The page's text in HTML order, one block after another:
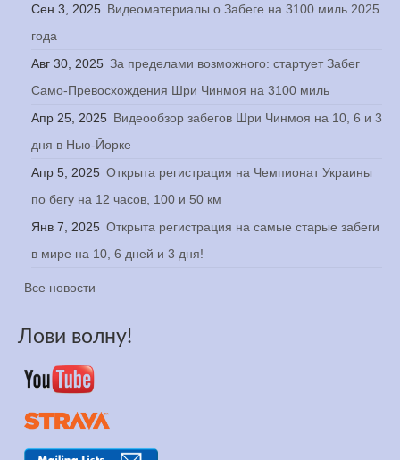
Сен 3, 2025 Видеоматериалы о Забеге на 3100 миль 2025
года
Авг 30, 2025 За пределами возможного: стартует Забег
Само-Превосхождения Шри Чинмоя на 3100 миль
Апр 25, 2025 Видеообзор забегов Шри Чинмоя на 10, 6 и 3
дня в Нью-Йорке
Апр 5, 2025 Открыта регистрация на Чемпионат Украины
по бегу на 12 часов, 100 и 50 км
Янв 7, 2025 Открыта регистрация на самые старые забеги
в мире на 10, 6 дней и 3 дня!
Все новости
Лови волну!